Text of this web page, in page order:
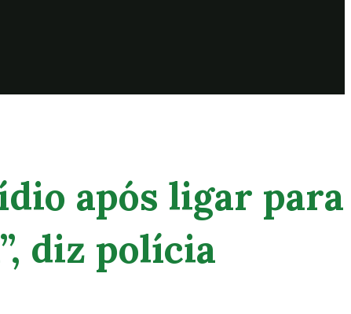
após ligar para
diz polícia